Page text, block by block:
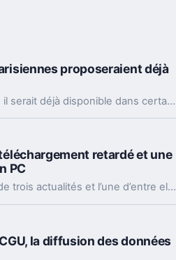
proposeraient déjà
GTA 5 est en avance à Paris, il serait déjà disponible dans certaines boutiques. Les internautes ont eu un message sur Facebook.
retardé et une
PC
GTA 5 se retrouve au cœur de trois actualités et l’une d’entre elles concerne une pétition contre la version PC.
la diffusion des données